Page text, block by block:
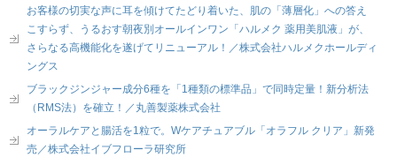
お客様の切実な声に耳を傾けてたどり着いた、肌の「薄層化」への答え
こすらず、うるおす朝夜別オールインワン「ハルメク 薬用美肌液」が、
さらなる高機能化を遂げてリニューアル！／株式会社ハルメクホールディ
ングス
ブラックジンジャー成分6種を「1種類の標準品」で同時定量！新分析法
（RMS法）を確立！／丸善製薬株式会社
オーラルケアと腸活を1粒で。Wケアチュアブル「オラフル クリア」新発
売／株式会社イブフローラ研究所